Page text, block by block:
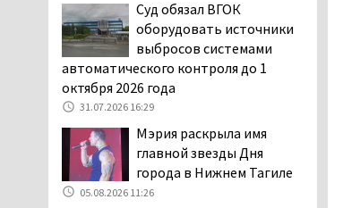
назвавшего незамужних
женщин неполноценными людьми, а
неженатых мужчин — инвалидами,
проверит прокуратура (ВИДЕО)
05.08.2026 14:40
На водоёмах
Свердловской области с
начала купального сезона
погиб 21 человек
05.08.2026 14:05
Суд обязал ВГОК
оборудовать источники
выбросов системами
автоматического контроля до 1
октября 2026 года
31.07.2026 16:29
Мэрия раскрыла имя
главной звезды Дня
города в Нижнем Тагиле
05.08.2026 11:26